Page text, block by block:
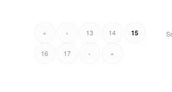
« ‹ 13 14 15
16 17 › »